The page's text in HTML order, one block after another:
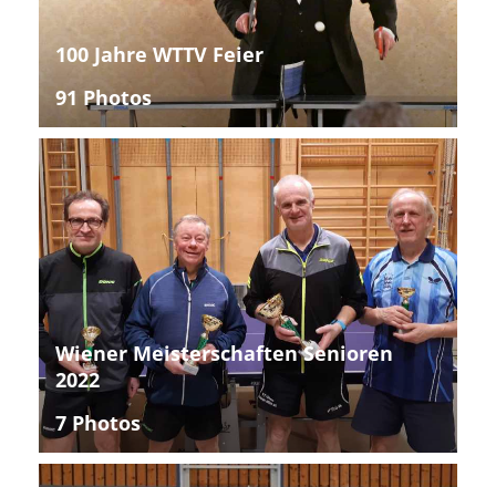
100 Jahre WTTV Feier
91 Photos
Wiener Meisterschaften Senioren
2022
7 Photos